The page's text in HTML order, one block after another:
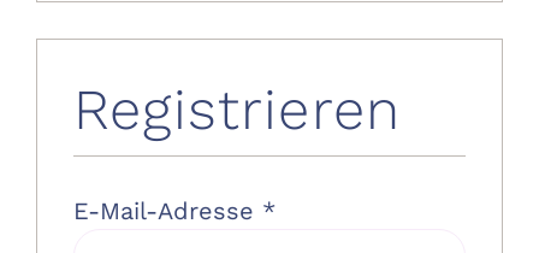
Registrieren
E-Mail-Adresse *Erforderlich